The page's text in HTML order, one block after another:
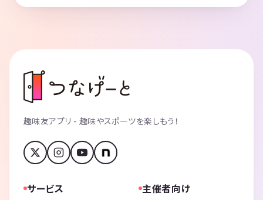
趣味友アプリ - 趣味やスポーツを楽しもう！
サービス 主催者向け